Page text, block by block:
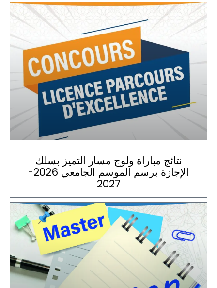
نتائج مباراة ولوج مسار التميز بسلك
الإجازة برسم الموسم الجامعي 2026-
2027